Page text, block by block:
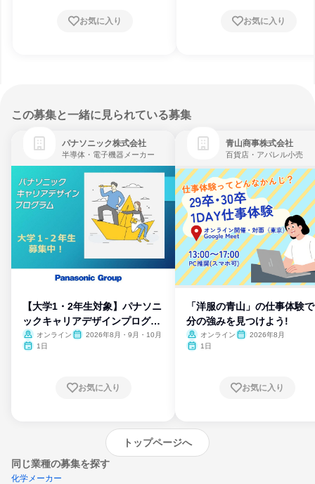
お気に入り お気に入り
この募集と一緒に見られている募集
パナソニック株式会社
半導体・電子機器メーカー
【大学1・2年生対象】パナソニ
ックキャリアデザインプログラ
ム
オンライン
2026年8月・9月・10月
1日
お気に入り
青山商事株式会社
百貨店・アパレル小売
「洋服の青山」の仕事体験
分の強みを見つけよう!
オンライン
2026年8月
1日
お気に入り
トップページへ
同じ業種の募集を探す
化学メーカー